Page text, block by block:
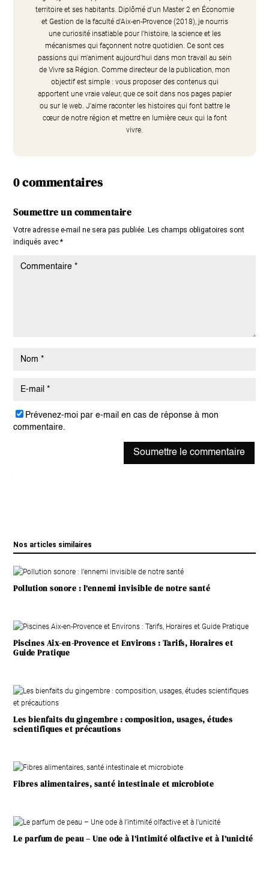
territoire et ses habitants. Diplômé d'un Master 2 en Économie
et Gestion de la faculté d'Aix-en-Provence (2018), je nourris
une curiosité insatiable pour l'histoire, la science et les
mécanismes qui façonnent notre quotidien. Ce sont ces
passions qui m'animent aujourd'hui dans mon travail au sein
de Vivre sa Région. Comme directeur de la publication, mon
objectif est simple : vous proposer des contenus qui
apportent une vraie valeur, que ce soit dans nos pages papier
ou sur le web. J'aime raconter les histoires qui font battre le
cœur de notre région et mettre en lumière ceux qui la font
vivre.
0 commentaires
Soumettre un commentaire
Votre adresse e-mail ne sera pas publiée. Les champs obligatoires sont
indiqués avec*
Prévenez-moi par e-mail en cas de réponse à mon
commentaire.
Soumettre le commentaire
Nos articles similaires
Pollution sonore : l’ennemi invisible de notre santé
Piscines Aix-en-Provence et Environs : Tarifs, Horaires et
Guide Pratique
Les bienfaits du gingembre : composition, usages, études
scientifiques et précautions
Fibres alimentaires, santé intestinale et microbiote
Le parfum de peau – Une ode à l’intimité olfactive et à l’unicité